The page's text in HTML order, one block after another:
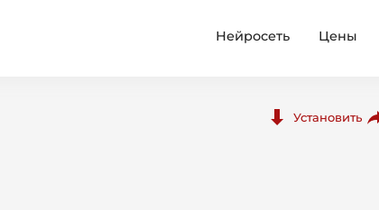
Нейросеть Цены
Установить